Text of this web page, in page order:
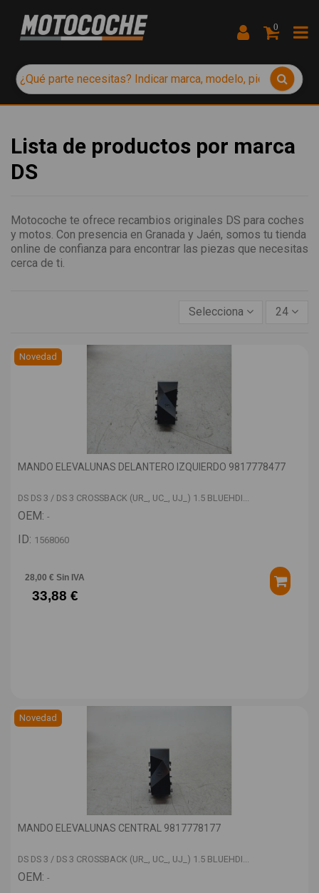
0
Lista de productos por marca
DS
Motocoche te ofrece recambios originales DS para coches
y motos. Con presencia en Granada y Jaén, somos tu tienda
online de confianza para encontrar las piezas que necesitas
cerca de ti.
Selecciona 24
Novedad
MANDO ELEVALUNAS DELANTERO IZQUIERDO 9817778477
DS DS 3 / DS 3 CROSSBACK (UR_, UC_, UJ_) 1.5 BLUEHDI...
OEM: -
ID: 1568060
28,00 € Sin IVA
33,88 €
Novedad
MANDO ELEVALUNAS CENTRAL 9817778177
DS DS 3 / DS 3 CROSSBACK (UR_, UC_, UJ_) 1.5 BLUEHDI...
OEM: -